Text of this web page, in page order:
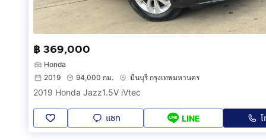
฿ 369,000
Honda
2019
94,000 กม. มีนบุรี กรุงเทพมหานคร
2019 Honda Jazz1.5V iVtec
แชท LINE